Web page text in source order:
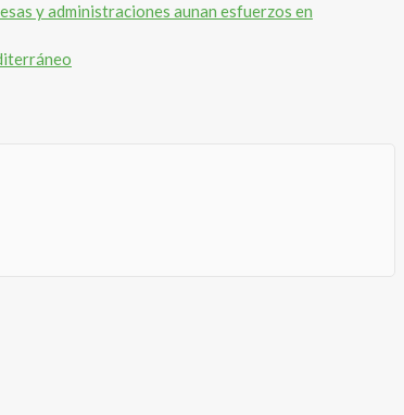
y administraciones aunan esfuerzos en